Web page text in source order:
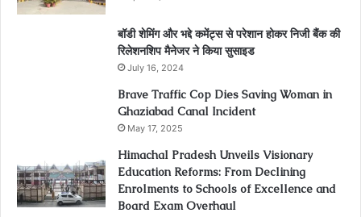
बॉडी शेमिंग और भद्दे कमेंट्स से परेशान होकर निजी बैंक की
रिलेशनशिप मैनेजर ने किया सुसाइड
July 16, 2024
Brave Traffic Cop Dies Saving Woman in
Ghaziabad Canal Incident
May 17, 2025
Himachal Pradesh Unveils Visionary
Education Reforms: From Declining
Enrolments to Schools of Excellence and
Board Exam Overhaul